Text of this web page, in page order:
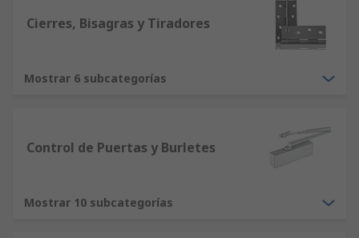
Cierres, Bisagras y Tiradores
Mostrar 6 subcategorías
Control de Puertas y Burletes
Mostrar 10 subcategorías